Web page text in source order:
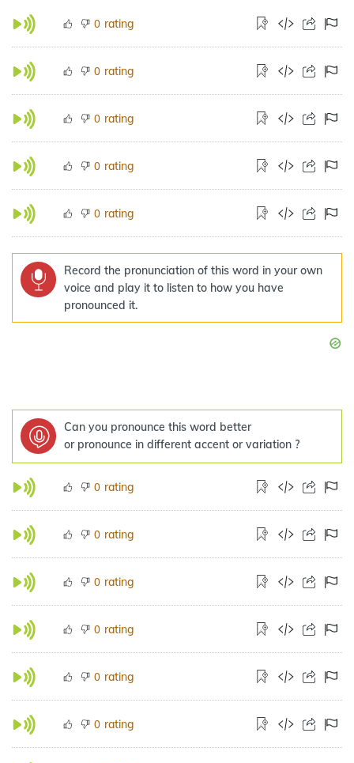
0 rating
0 rating
0 rating
0 rating
0 rating
Record the pronunciation of this word in your own
voice and play it to listen to how you have
pronounced it.
Can you pronounce this word better
or pronounce in different accent or variation ?
0 rating
0 rating
0 rating
0 rating
0 rating
0 rating